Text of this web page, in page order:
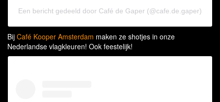
Een bericht gedeeld door Café de Gaper (@cafe.de.gaper)
Bij Café Kooper Amsterdam maken ze shotjes in onze
Nederlandse vlagkleuren! Ook feestelijk!